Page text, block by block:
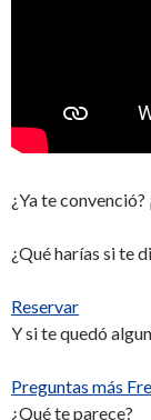
¿Ya te convenció?
¿Qué harías si te
Reservar
Y si te quedó
Preguntas más
¿Qué te parece?